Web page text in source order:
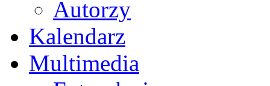
Autorzy
Kalendarz
Multimedia